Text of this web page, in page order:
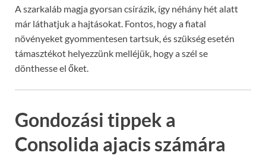
A szarkaláb magja gyorsan csírázik, így néhány hét alatt
már láthatjuk a hajtásokat. Fontos, hogy a fiatal
növényeket gyommentesen tartsuk, és szükség esetén
támasztékot helyezzünk melléjük, hogy a szél se
dönthesse el őket.
Gondozási tippek a
Consolida ajacis számára